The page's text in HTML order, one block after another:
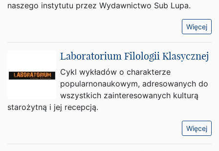
naszego instytutu przez Wydawnictwo Sub Lupa.
Więcej
Laboratorium Filologii Klasycznej
Cykl wykładów o charakterze
popularnonaukowym, adresowanych do
wszystkich zainteresowanych kulturą
starożytną i jej recepcją.
Więcej